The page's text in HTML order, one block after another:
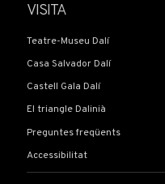
VISITA
Teatre-Museu Dalí
Casa Salvador Dalí
Castell Gala Dalí
El triangle Dalinià
Preguntes freqüents
Accessibilitat